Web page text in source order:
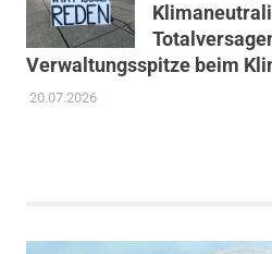
Verwaltungsspitze beim
20.07.2026